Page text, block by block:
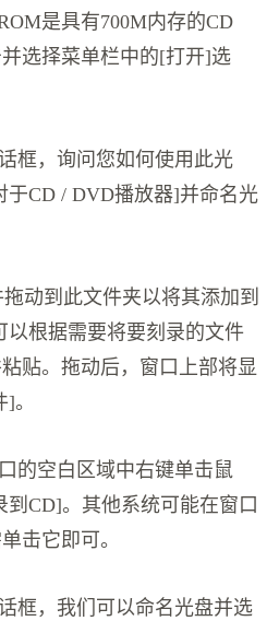
是具有700M内存的CD
选择菜单栏中的[打开]选
框，询问您如何使用此光
于CD / DVD播放器]并命名光
动到此文件夹以将其添加到
以根据需要将要刻录的文件
贴。拖动后，窗口上部将显
。
的空白区域中右键单击鼠
CD]。其他系统可能在窗口
击它即可。
框，我们可以命名光盘并选